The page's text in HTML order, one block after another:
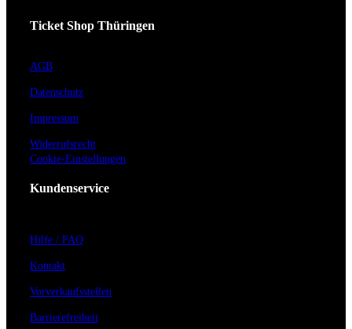
Ticket Shop Thüringen
AGB
Datenschutz
Impressum
Widerrufsrecht
Cookie-Einstellungen
Kundenservice
Hilfe / FAQ
Kontakt
Vorverkaufsstellen
Barrierefreiheit